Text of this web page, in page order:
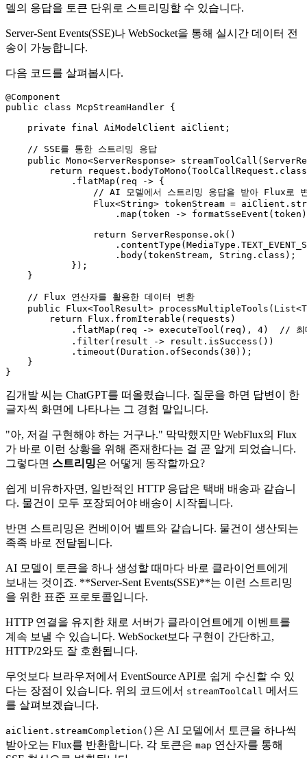
델의 응답을 토큰 단위로 스트리밍할 수 있습니다.
Server-Sent Events(SSE)나 WebSocket을 통해 실시간 데이터 전
송이 가능합니다.
다음 코드를 살펴봅시다.
@Component
public
class McpStreamHandler {
private
final AiModelClient aiClient;
// SSE를 통한 스트리밍 응답
public Mono<ServerResponse> streamToolCall
return
            .flatMap(req -> {
// AI 모델에서 스트리밍 응답을 받아 Flux로
Flux<String> tokenStream =
.map(token ->
return ServerResponse.ok()
                    .body(tokenStream, String.class);
            });
    }
// Flux 연산자를 활용한 데이터 변환
public Flux<ToolResult> processMultipleTools
return Flux.fromIterable(requests)
            .flatMap(req -> executeTool(req),
4) // 최
            .filter(result -> result.isSuccess())
            .timeout(Duration.ofSeconds(
30 ));
    }
김개발 씨는 ChatGPT를 떠올렸습니다. 질문을 하면 답변이 한
글자씩 화면에 나타나는 그 경험 말입니다.
"아, 저걸 구현해야 하는 거구나." 막막했지만 WebFlux의 Flux
가 바로 이런 상황을 위해 존재한다는 걸 곧 알게 되었습니다.
그렇다면 스트리밍은 어떻게 동작할까요?
쉽게 비유하자면, 일반적인 HTTP 응답은 택배 배송과 같습니
다. 물건이 모두 포장되어야 배송이 시작됩니다.
반면 스트리밍은 컨베이어 벨트와 같습니다. 물건이 생산되는
족족 바로 전달됩니다.
AI 모델이 토큰을 하나 생성할 때마다 바로 클라이언트에게
보내는 것이죠. **Server-Sent Events(SSE)**는 이런 스트리밍
을 위한 표준 프로토콜입니다.
HTTP 연결을 유지한 채로 서버가 클라이언트에게 이벤트를
계속 보낼 수 있습니다. WebSocket보다 구현이 간단하고,
HTTP/2와도 잘 호환됩니다.
무엇보다 브라우저에서 EventSource API로 쉽게 수신할 수 있
다는 장점이 있습니다. 위의 코드에서 streamToolCall 메서드
를 살펴보겠습니다.
aiClient.streamCompletion() 은 AI 모델에서 토큰을 하나씩
받아오는 Flux를 반환합니다. 각 토큰은 map 연산자를 통해